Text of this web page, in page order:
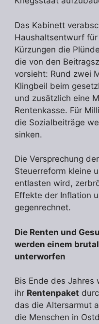
Das Kabinett
Haushaltsentwurf
Kürzungen die
die von den
vorsieht: Rund zwei
Klingbeil beim
und zusätzlich eine
Rentenkasse. Für
die Sozialbeiträge
sinken.
Die Versprechung
Steuerreform kleine
entlasten wird,
Effekte der Inflation
gegenrechnet.
Die Renten und
werden einem
unterworfen
Bis Ende des Jahres
ihr Rentenpaket
das die Altersarmut
die Menschen in